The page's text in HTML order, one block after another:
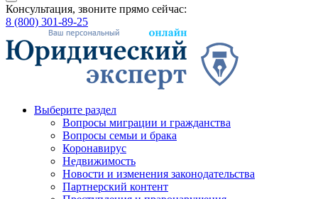
Консультация, звоните прямо сейчас:
8 (800) 301-89-25
Выберите раздел
Вопросы миграции и гражданства
Вопросы семьи и брака
Коронавирус
Недвижимость
Новости и изменения законодательства
Партнерский контент